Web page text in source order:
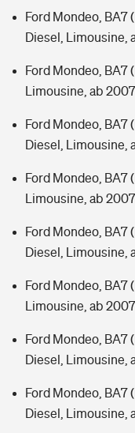
Ford Mondeo, BA7
Diesel, Limousine,
Ford Mondeo, BA7
Limousine, ab 2007
Ford Mondeo, BA7
Diesel, Limousine,
Ford Mondeo, BA7
Limousine, ab 2007
Ford Mondeo, BA7
Diesel, Limousine,
Ford Mondeo, BA7
Limousine, ab 2007
Ford Mondeo, BA7
Diesel, Limousine,
Ford Mondeo, BA7
Diesel, Limousine,